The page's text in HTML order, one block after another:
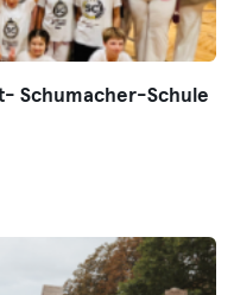
Schumacher-Schule